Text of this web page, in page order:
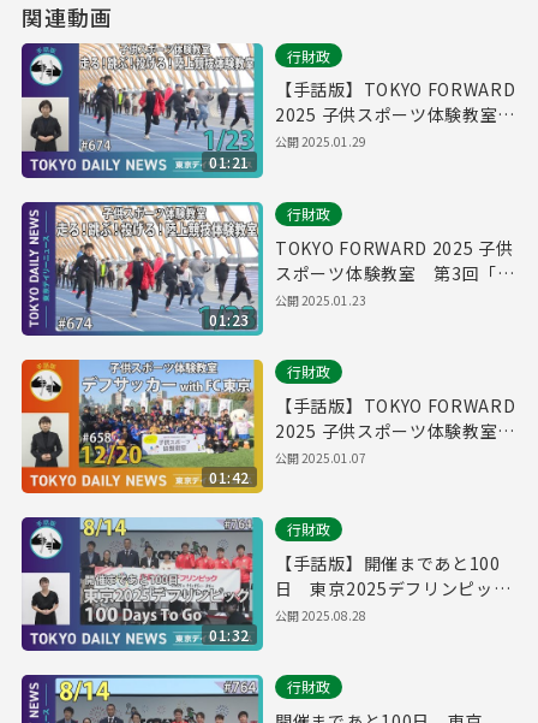
関連動画
01:21
行財政
【手話版】TOKYO FORWARD
2025 子供スポーツ体験教室
第3回「走る！跳ぶ！投げる！
ス No.674）
公開2025.01.29
01:23
行財政
TOKYO FORWARD 2025 子供
スポーツ体験教室 第3回「走
る！跳ぶ！投げる！陸上競技
No.674）
公開2025.01.23
01:42
行財政
【手話版】TOKYO FORWARD
2025 子供スポーツ体験教室
第2回「デフサッカー体験教室
No.658）
公開2025.01.07
01:32
行財政
【手話版】開催まであと100
日 東京2025デフリンピック
100 Days To Go（令和７年８
公開2025.08.28
行財政